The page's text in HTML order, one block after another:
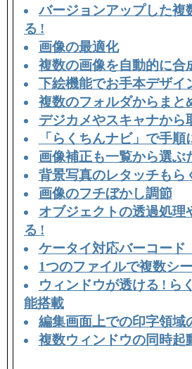
バージョンアップした複
る !
画像の最適化
複数の画像を自動的に合
下絵機能でお手本デザイ
複数のフォルダからまと
デジカメやスキャナから
「らくちんナビ」で手
画像補正も一覧から選ぶ
背景写真のレタッチもら
画像のフチぼかし調節
オブジェクトの透過処理
る !
ケータイ対応バーコード
1つのファイルで複数シ
ウィンドウが透ける ! ら
能搭載
編集画面上での印字領域
複数ウィンドウの同時起